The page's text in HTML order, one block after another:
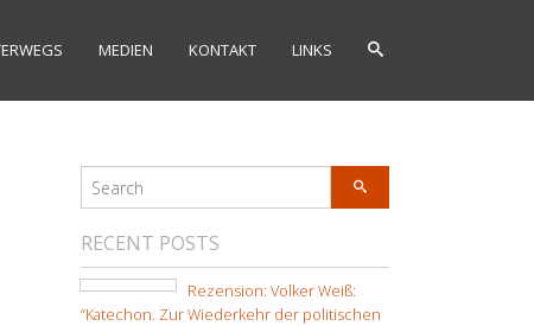
MEDIEN KONTAKT LINKS
RECENT POSTS
Rezension: Volker Weiß:
“Katechon. Zur Wiederkehr der politischen